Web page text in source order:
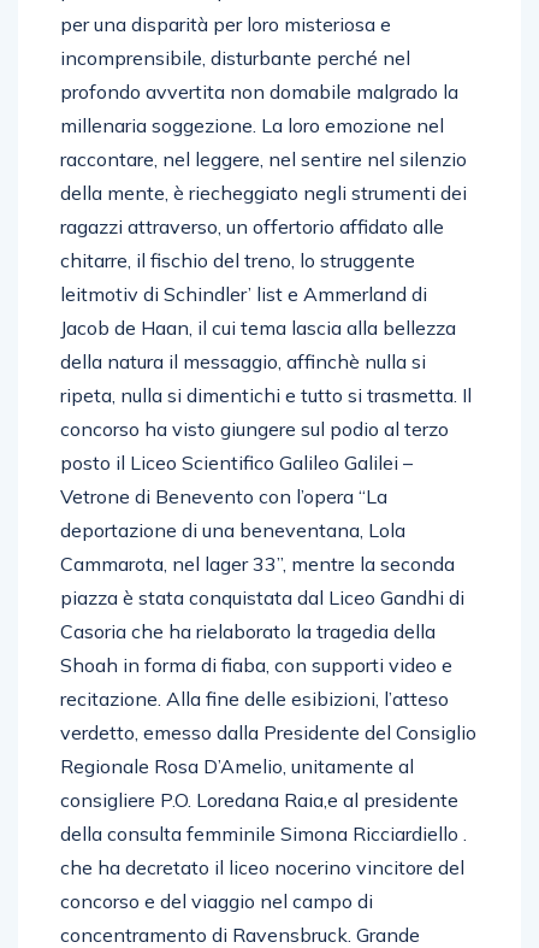
per una disparità per loro misteriosa e
incomprensibile, disturbante perché nel
profondo avvertita non domabile malgrado la
millenaria soggezione. La loro emozione nel
raccontare, nel leggere, nel sentire nel silenzio
della mente, è riecheggiato negli strumenti dei
ragazzi attraverso, un offertorio affidato alle
chitarre, il fischio del treno, lo struggente
leitmotiv di Schindler’ list e Ammerland di
Jacob de Haan, il cui tema lascia alla bellezza
della natura il messaggio, affinchè nulla si
ripeta, nulla si dimentichi e tutto si trasmetta. Il
concorso ha visto giungere sul podio al terzo
posto il Liceo Scientifico Galileo Galilei –
Vetrone di Benevento con l’opera “La
deportazione di una beneventana, Lola
Cammarota, nel lager 33”, mentre la seconda
piazza è stata conquistata dal Liceo Gandhi di
Casoria che ha rielaborato la tragedia della
Shoah in forma di fiaba, con supporti video e
recitazione. Alla fine delle esibizioni, l’atteso
verdetto, emesso dalla Presidente del Consiglio
Regionale Rosa D’Amelio, unitamente al
consigliere P.O. Loredana Raia,e al presidente
della consulta femminile Simona Ricciardiello .
che ha decretato il liceo nocerino vincitore del
concorso e del viaggio nel campo di
concentramento di Ravensbruck. Grande